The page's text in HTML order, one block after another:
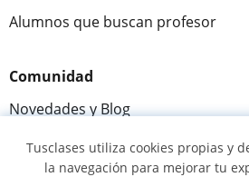
Alumnos que buscan profesor
Comunidad
Novedades y Blog
Preguntas y respuestas
Tusclases utiliza cookies propias y
la navegación para mejorar tu